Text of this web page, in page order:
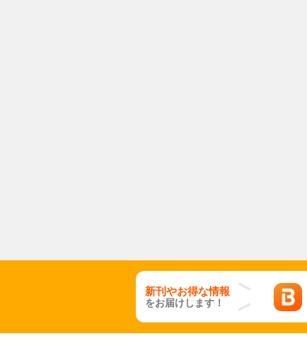
新刊やお得な情報
をお届けします！